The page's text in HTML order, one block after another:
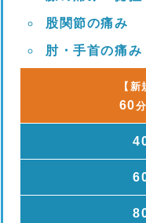
股関節の痛み
肘・手首の痛み
【
60